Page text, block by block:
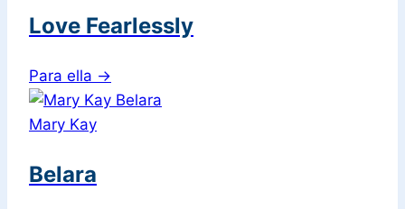
Love Fearlessly
Para ella →
Mary Kay
Belara